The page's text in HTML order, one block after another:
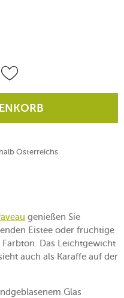
Österreichs
genießen Sie
Eistee oder fruchtige
Das Leichtgewicht
auch als Karaffe auf der
Glas